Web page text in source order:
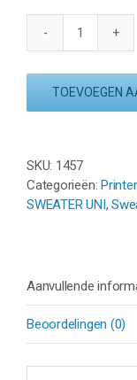
PRINTER
RSX
OCEAN
BLUE
aantal
TOEVOEGEN
SKU: 1457
Categorieën:
SWEATER UNI ,
Aanvullende
Beoordelingen (0)